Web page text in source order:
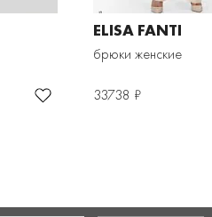
ELISA FANTI
брюки женские
33738 ₽